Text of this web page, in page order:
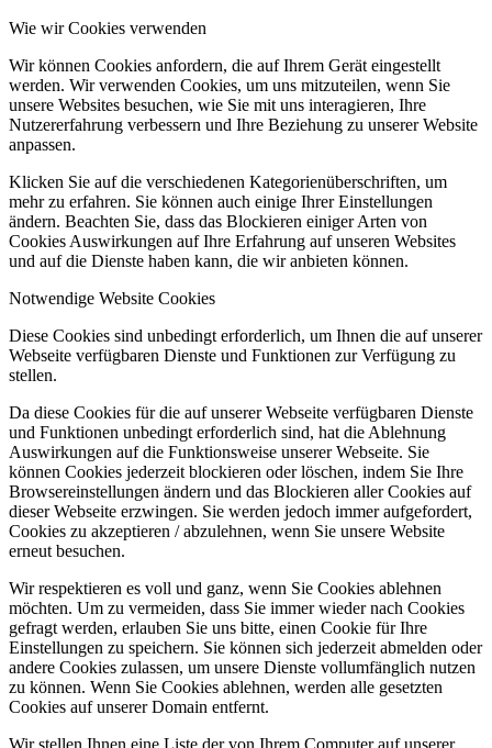
Wie wir Cookies verwenden
Wir können Cookies anfordern, die auf Ihrem Gerät eingestellt
werden. Wir verwenden Cookies, um uns mitzuteilen, wenn Sie
unsere Websites besuchen, wie Sie mit uns interagieren, Ihre
Nutzererfahrung verbessern und Ihre Beziehung zu unserer Website
anpassen.
Klicken Sie auf die verschiedenen Kategorienüberschriften, um
mehr zu erfahren. Sie können auch einige Ihrer Einstellungen
ändern. Beachten Sie, dass das Blockieren einiger Arten von
Cookies Auswirkungen auf Ihre Erfahrung auf unseren Websites
und auf die Dienste haben kann, die wir anbieten können.
Notwendige Website Cookies
Diese Cookies sind unbedingt erforderlich, um Ihnen die auf unserer
Webseite verfügbaren Dienste und Funktionen zur Verfügung zu
stellen.
Da diese Cookies für die auf unserer Webseite verfügbaren Dienste
und Funktionen unbedingt erforderlich sind, hat die Ablehnung
Auswirkungen auf die Funktionsweise unserer Webseite. Sie
können Cookies jederzeit blockieren oder löschen, indem Sie Ihre
Browsereinstellungen ändern und das Blockieren aller Cookies auf
dieser Webseite erzwingen. Sie werden jedoch immer aufgefordert,
Cookies zu akzeptieren / abzulehnen, wenn Sie unsere Website
erneut besuchen.
Wir respektieren es voll und ganz, wenn Sie Cookies ablehnen
möchten. Um zu vermeiden, dass Sie immer wieder nach Cookies
gefragt werden, erlauben Sie uns bitte, einen Cookie für Ihre
Einstellungen zu speichern. Sie können sich jederzeit abmelden oder
andere Cookies zulassen, um unsere Dienste vollumfänglich nutzen
zu können. Wenn Sie Cookies ablehnen, werden alle gesetzten
Cookies auf unserer Domain entfernt.